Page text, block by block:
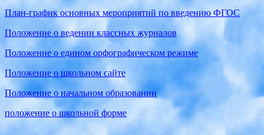
План-график основных мероприятий по введению ФГОС
Положение о ведении классных журналов
Положение о едином орфографическом режиме
Положение о школьном сайте
Положение о начальном образовании
положение о школьной форме